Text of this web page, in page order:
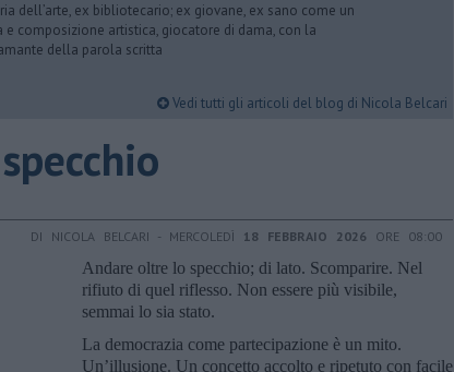
dell’arte, ex bibliotecario; ex giovane, ex sano come un
e composizione artistica, giocatore di dama, con la
della parola scritta
Vedi tutti gli articoli del blog di Nicola Belcari
DI NICOLA BELCARI - MERCOLEDÌ 18 FEBBRAIO 2026 ORE 08:00
Andare oltre lo specchio; di lato. Scomparire. Nel
rifiuto di quel riflesso. Non essere più visibile,
semmai lo sia stato.
La democrazia come partecipazione è un mito.
Un’illusione. Un concetto accolto e ripetuto con facile